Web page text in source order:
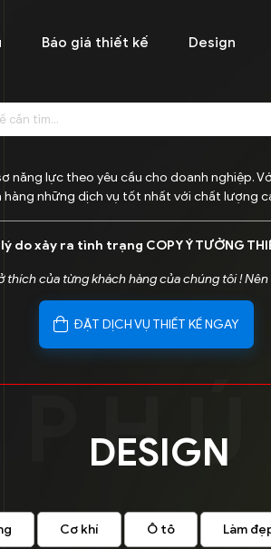
Báo giá thiết kế Design
năng lực theo yêu cầu cho doanh nghiệp.
hàng những dịch vụ tốt nhất với chất lượng
do xảy ra tình trạng COPY Ý TƯỞNG
của từng khách hàng của chúng tôi !
ĐẶT DỊCH VỤ THIẾT KẾ NGAY
DESIGN
Cơ khí Ô tô Làm